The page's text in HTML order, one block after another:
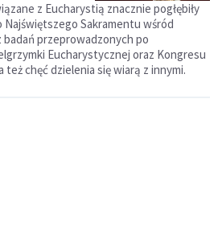
z Eucharystią znacznie pogłębiły
Sakramentu wśród
badań przeprowadzonych po
Eucharystycznej oraz Kongresu
też chęć dzielenia się wiarą z innymi.